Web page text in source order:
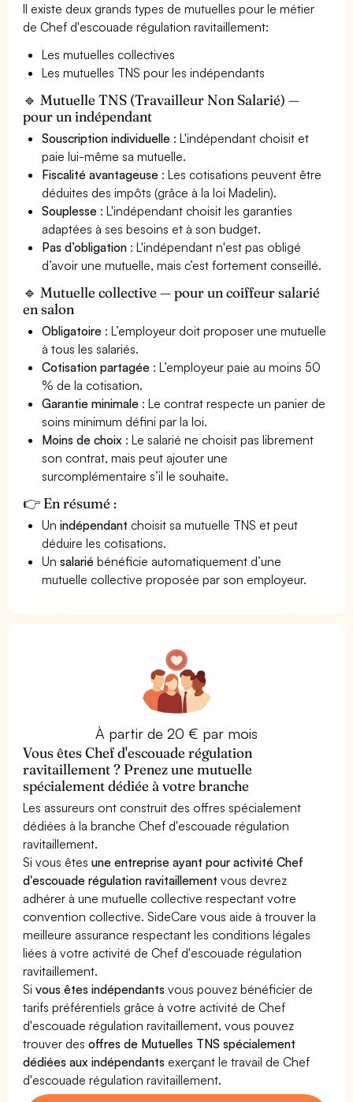
Il existe deux grands types de mutuelles pour le métier
de Chef d'escouade régulation ravitaillement:
Les mutuelles collectives
Les mutuelles TNS pour les indépendants
🔹 Mutuelle TNS (Travailleur Non Salarié) —
pour un indépendant
Souscription individuelle : L'indépendant choisit et
paie lui-même sa mutuelle.
Fiscalité avantageuse : Les cotisations peuvent être
déduites des impôts (grâce à la loi Madelin).
Souplesse : L'indépendant choisit les garanties
adaptées à ses besoins et à son budget.
Pas d’obligation : L'indépendant n'est pas obligé
d’avoir une mutuelle, mais c’est fortement conseillé.
🔹 Mutuelle collective — pour un coiffeur salarié
en salon
Obligatoire : L’employeur doit proposer une mutuelle
à tous les salariés.
Cotisation partagée : L’employeur paie au moins 50
% de la cotisation.
Garantie minimale : Le contrat respecte un panier de
soins minimum défini par la loi.
Moins de choix : Le salarié ne choisit pas librement
son contrat, mais peut ajouter une
surcomplémentaire s’il le souhaite.
👉 En résumé :
Unindépendant choisit sa mutuelle TNS et peut
déduire les cotisations.
Unsalarié bénéficie automatiquement d’une
mutuelle collective proposée par son employeur.
À partir de 20 € par mois
Vous êtes Chef d'escouade régulation
ravitaillement ? Prenez une mutuelle
spécialement dédiée à votre branche
Les assureurs ont construit des offres spécialement
dédiées à la branche Chef d'escouade régulation
ravitaillement.
Si vous êtesune entreprise ayant pour activité Chef
d'escouade régulation ravitaillement vous devrez
adhérer à une mutuelle collective respectant votre
convention collective. SideCare vous aide à trouver la
meilleure assurance respectant les conditions légales
liées à votre activité de Chef d'escouade régulation
ravitaillement.
Sivous êtes indépendants vous pouvez bénéficier de
tarifs préférentiels grâce à votre activité de Chef
d'escouade régulation ravitaillement, vous pouvez
trouver desoffres de Mutuelles TNS spécialement
dédiées aux indépendants exerçant le travail de Chef
d'escouade régulation ravitaillement.